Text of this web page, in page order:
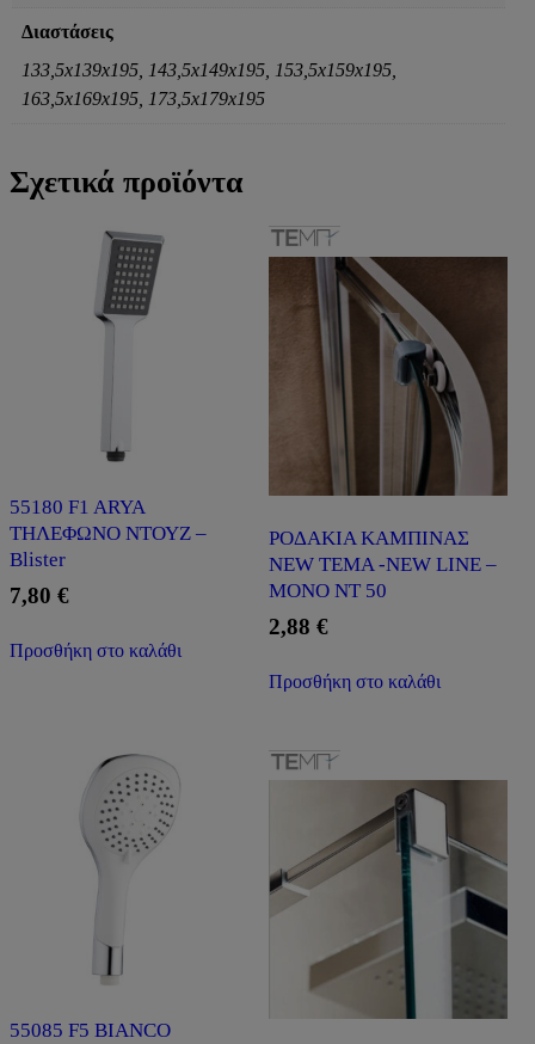
Διαστάσεις
133,5x139x195, 143,5x149x195, 153,5x159x195,
163,5x169x195, 173,5x179x195
Σχετικά προϊόντα
55180 F1 ARYA
ΤΗΛΕΦΩΝΟ ΝΤΟΥΖ –
Blister
7,80 €
Προσθήκη στο καλάθι
ΡΟΔΑΚΙA ΚΑΜΠΙΝΑΣ
NEW TEMA -NEW LINE –
ΜΟΝΟ NT 50
2,88 €
Προσθήκη στο καλάθι
55085 F5 BIANCO